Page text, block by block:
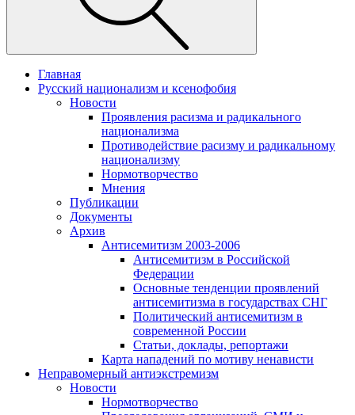
Главная
Русский национализм и ксенофобия
Новости
Проявления расизма и радикального
национализма
Противодействие расизму и радикальному
национализму
Нормотворчество
Мнения
Публикации
Документы
Архив
Антисемитизм 2003-2006
Антисемитизм в Российской
Федерации
Основные тенденции проявлений
антисемитизма в государствах СНГ
Политический антисемитизм в
современной России
Статьи, доклады, репортажи
Карта нападений по мотиву ненависти
Неправомерный антиэкстремизм
Новости
Нормотворчество